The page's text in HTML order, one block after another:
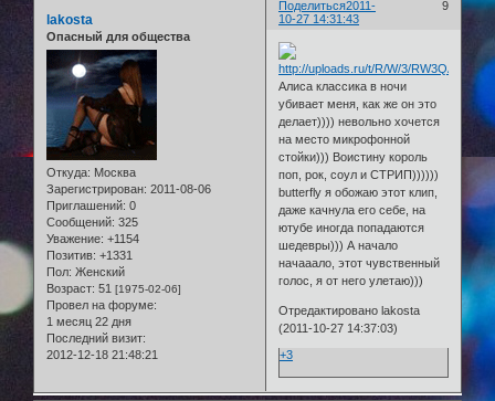
Поделиться 9
2011-
10-27 14:31:43
lakosta
Опасный для общества
Откуда: Москва
Зарегистрирован: 2011-08-06
Приглашений: 0
Сообщений: 325
Уважение: +1154
Позитив: +1331
Пол: Женский
Возраст: 51 [1975-02-06]
Провел на форуме:
1 месяц 22 дня
Последний визит:
2012-12-18 21:48:21
Алиса классика в ночи
убивает меня, как же он это
делает)))) невольно хочется
на место микрофонной
стойки))) Воистину король
поп, рок, соул и СТРИП))))))
butterfly я обожаю этот клип,
даже качнула его себе, на
ютубе иногда попадаются
шедевры))) А начало
начааало, этот чувственный
голос, я от него улетаю)))
Отредактировано lakosta
(2011-10-27 14:37:03)
+3